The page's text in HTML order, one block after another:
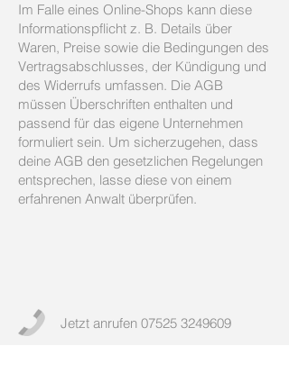
Im Falle eines Online-Shops kann diese
Informationspflicht z. B. Details über
Waren, Preise sowie die Bedingungen des
Vertragsabschlusses, der Kündigung und
des Widerrufs umfassen. Die AGB
müssen Überschriften enthalten und
passend für das eigene Unternehmen
formuliert sein. Um sicherzugehen, dass
deine AGB den gesetzlichen Regelungen
entsprechen, lasse diese von einem
erfahrenen Anwalt überprüfen.
Jetzt anrufen 07525 3249609